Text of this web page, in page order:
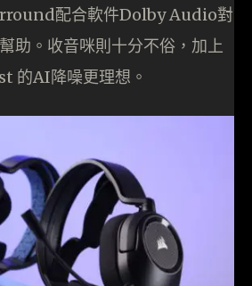
配合軟件Dolby Audio對
助。收音咪則十分不俗，加上
的AI降噪更理想。